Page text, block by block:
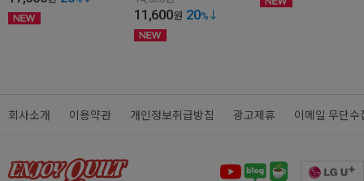
관련상품